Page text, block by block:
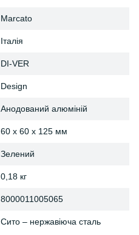
Marcato
Італія
DI-VER
Design
Анодований алюміній
60 x 60 x 125 мм
Зелений
0,18 кг
8000011005065
Сито – нержавіюча сталь